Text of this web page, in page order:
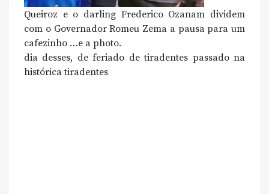
Queiroz e o darling Frederico Ozanam dividem
com o Governador Romeu Zema a pausa para um
cafezinho …e a photo.
dia desses, de feriado de tiradentes passado na
histórica tiradentes